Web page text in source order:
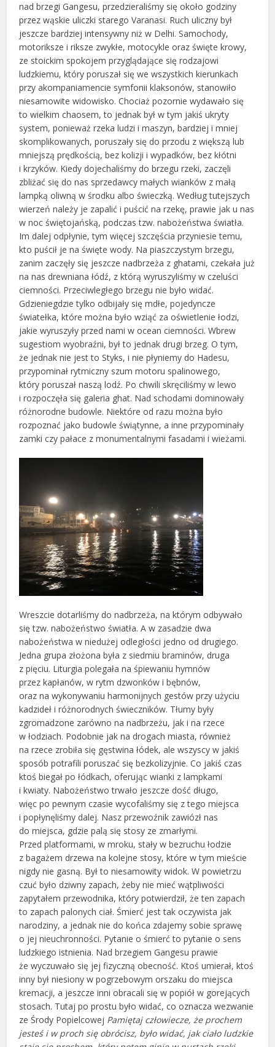
nad brzegi Gangesu, przedzieraliśmy się około godziny
przez wąskie uliczki starego Varanasi. Ruch uliczny był
jeszcze bardziej intensywny niż w Delhi. Samochody,
motoriksze i riksze zwykłe, motocykle oraz święte krowy,
ze stoickim spokojem przyglądające się rodzajowi
ludzkiemu, który poruszał się we wszystkich kierunkach
przy akompaniamencie symfonii klaksonów, stanowiło
niesamowite widowisko. Chociaż pozornie wydawało się
to wielkim chaosem, to jednak był w tym jakiś ukryty
system, ponieważ rzeka ludzi i maszyn, bardziej i mniej
skomplikowanych, poruszały się do przodu z większą lub
mniejszą prędkością, bez kolizji i wypadków, bez kłótni
i krzyków. Kiedy dojechaliśmy do brzegu rzeki, zaczęli
zbliżać się do nas sprzedawcy małych wianków z małą
lampką oliwną w środku albo świeczką. Według tutejszych
wierzeń należy je zapalić i puścić na rzekę, prawie jak u nas
w noc świętojańską, podczas tzw. nabożeństwa światła.
Im dalej odpłynie, tym więcej szczęścia przyniesie temu,
kto puścił je na święte wody. Na piaszczystym brzegu,
zanim zaczęły się jeszcze nadbrzeża z ghatami, czekała już
na nas drewniana łódź, z którą wyruszyliśmy w czeluści
ciemności. Przeciwległego brzegu nie było widać.
Gdzieniegdzie tylko odbijały się mdłe, pojedyncze
światełka, które można było wziąć za oświetlenie łodzi,
jakie wyruszyły przed nami w ocean ciemności. Wbrew
sugestiom wyobraźni, był to jednak drugi brzeg. O tym,
że jednak nie jest to Styks, i nie płyniemy do Hadesu,
przypominał rytmiczny szum motoru spalinowego,
który poruszał naszą lodź. Po chwili skręciliśmy w lewo
i rozpoczęła się galeria ghat. Nad schodami dominowały
różnorodne budowle. Niektóre od razu można było
rozpoznać jako budowle świątynne, a inne przypominały
zamki czy pałace z monumentalnymi fasadami i wieżami.
Wreszcie dotarliśmy do nadbrzeża, na którym odbywało
się tzw. nabożeństwo światła. A w zasadzie dwa
nabożeństwa w niedużej odległości jedno od drugiego.
Jedna grupa złożona była z siedmiu braminów, druga
z pięciu. Liturgia polegała na śpiewaniu hymnów
przez kapłanów, w rytm dzwonków i bębnów,
oraz na wykonywaniu harmonijnych gestów przy użyciu
kadzideł i różnorodnych świeczników. Tłumy były
zgromadzone zarówno na nadbrzeżu, jak i na rzece
w łodziach. Podobnie jak na drogach miasta, również
na rzece zrobiła się gęstwina łódek, ale wszyscy w jakiś
sposób potrafili poruszać się bezkolizyjnie. Co jakiś czas
ktoś biegał po łódkach, oferując wianki z lampkami
i kwiaty. Nabożeństwo trwało jeszcze dość długo,
więc po pewnym czasie wycofaliśmy się z tego miejsca
i popłynęliśmy dalej. Nasz przewoźnik zawiózł nas
do miejsca, gdzie palą się stosy ze zmarłymi.
Przed platformami, w mroku, stały w bezruchu łodzie
z bagażem drzewa na kolejne stosy, które w tym mieście
nigdy nie gasną. Był to niesamowity widok. W powietrzu
czuć było dziwny zapach, żeby nie mieć wątpliwości
zapytałem przewodnika, który potwierdził, że ten zapach
to zapach palonych ciał. Śmierć jest tak oczywista jak
narodziny, a jednak nie do końca zdajemy sobie sprawę
o jej nieuchronności. Pytanie o śmierć to pytanie o sens
ludzkiego istnienia. Nad brzegiem Gangesu prawie
że wyczuwało się jej fizyczną obecność. Ktoś umierał, ktoś
inny był niesiony w pogrzebowym orszaku do miejsca
kremacji, a jeszcze inni obracali się w popiół w gorejących
stosach. Tutaj po prostu było widać, co oznacza wezwanie
ze Środy Popielcowej Pamiętaj człowiecze, że prochem
jesteś i w proch się obrócisz, było widać, jak ciało ludzkie